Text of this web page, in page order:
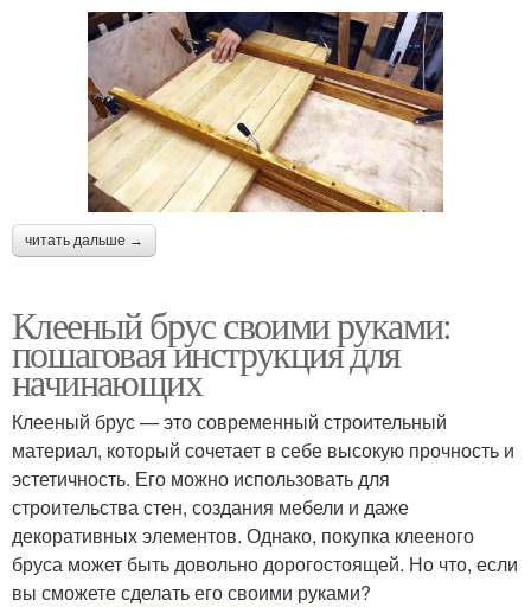
читать дальше →
Клееный брус своими руками:
пошаговая инструкция для
начинающих
Клееный брус — это современный строительный
материал, который сочетает в себе высокую прочность и
эстетичность. Его можно использовать для
строительства стен, создания мебели и даже
декоративных элементов. Однако, покупка клееного
бруса может быть довольно дорогостоящей. Но что, если
вы сможете сделать его своими руками?